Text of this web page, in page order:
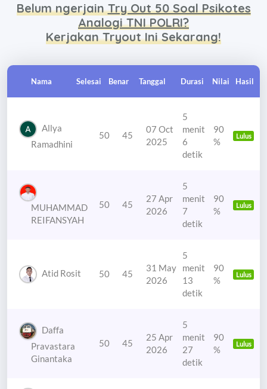
Belum ngerjainTry Out 50 Soal Psikotes
Analogi TNI POLRI?
Kerjakan Tryout Ini Sekarang!
Nama Selesai Benar Tanggal Durasi Nilai Hasil
Allya
Ramadhini
50 45
07 Oct
2025
5
menit
6
detik
90
%
Lulus
MUHAMMAD
REIFANSYAH
50 45
27 Apr
2026
5
menit
7
detik
90
%
Lulus
Atid Rosit 50 45
31 May
2026
5
menit
13
detik
90
%
Lulus
Daffa
Pravastara
Ginantaka
50 45
25 Apr
2026
5
menit
27
detik
90
%
Lulus